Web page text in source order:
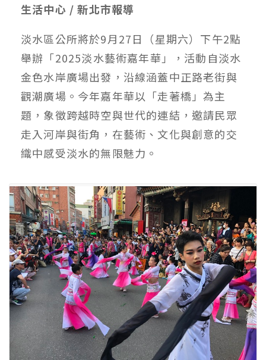
生活中心 / 新北市報導
淡水區公所將於9月27日（星期六）下午2點
舉辦「2025淡水藝術嘉年華」，活動自淡水
金色水岸廣場出發，沿線涵蓋中正路老街與
觀潮廣場。今年嘉年華以「走著橋」為主
題，象徵跨越時空與世代的連結，邀請民眾
走入河岸與街角，在藝術、文化與創意的交
織中感受淡水的無限魅力。